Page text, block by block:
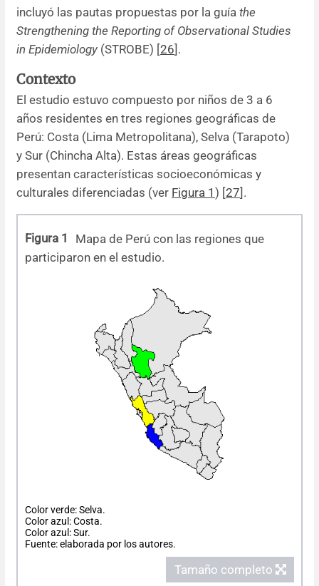
incluyó las pautas propuestas por la guía the
Strengthening the Reporting of Observational Studies
in Epidemiology (STROBE) [26].
Contexto
El estudio estuvo compuesto por niños de 3 a 6
años residentes en tres regiones geográficas de
Perú: Costa (Lima Metropolitana), Selva (Tarapoto)
y Sur (Chincha Alta). Estas áreas geográficas
presentan características socioeconómicas y
culturales diferenciadas (ver Figura 1 ) [27].
Figura 1
Mapa de Perú con las regiones que
participaron en el estudio.
Color verde: Selva.
Color azul: Costa.
Color azul: Sur.
Fuente: elaborada por los autores.
Tamaño completo